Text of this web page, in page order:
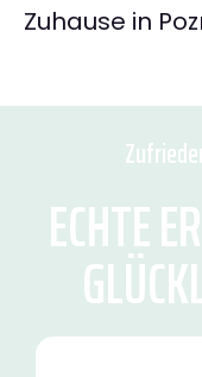
Zuhause in
ECHTE